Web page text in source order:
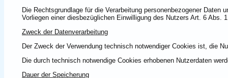
Die Rechtsgrundlage für die Verarbeitung personenbezogener
Vorliegen einer diesbezüglichen Einwilligung des Nutzers Art. 6 Abs.
Zweck der Datenverarbeitung
Der Zweck der Verwendung technisch notwendiger Cookies ist, die
Die durch technisch notwendige Cookies erhobenen Nutzerdaten
Dauer der Speicherung